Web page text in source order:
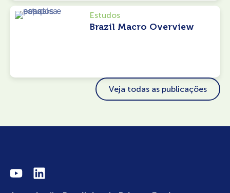
Estudos
Brazil Macro Overview
Veja todas as publicações